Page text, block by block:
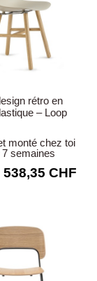
rétro en
– Loop
monté chez toi
semaines
538,35 CHF